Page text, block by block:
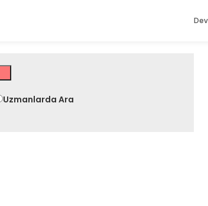
Uzmanlarda Ara